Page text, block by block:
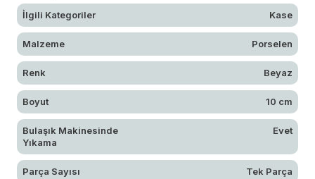
İlgili Kategoriler Kase
Malzeme Porselen
Renk Beyaz
Boyut 10 cm
Bulaşık Makinesinde
Yıkama
Evet
Parça Sayısı Tek Parça